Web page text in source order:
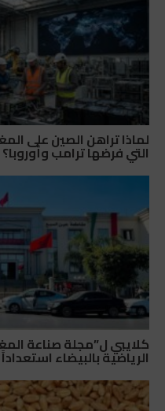
لماذا تراهن الصين على
التي فرضها ترامب وأوروبا؟
كلايبي ل”مجلة صناعة
الرياضية بالبيضاء استعداداً